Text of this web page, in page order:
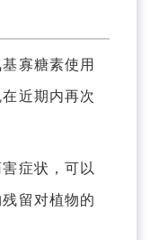
寡糖素使用
近期内再次
症状，可以
留对植物的